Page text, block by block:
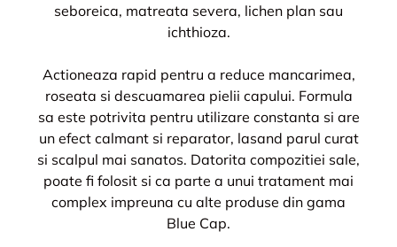
seboreica, matreata severa, lichen plan sau
ichthioza.
Actioneaza rapid pentru a reduce mancarimea,
roseata si descuamarea pielii capului. Formula
sa este potrivita pentru utilizare constanta si are
un efect calmant si reparator, lasand parul curat
si scalpul mai sanatos. Datorita compozitiei sale,
poate fi folosit si ca parte a unui tratament mai
complex impreuna cu alte produse din gama
Blue Cap.